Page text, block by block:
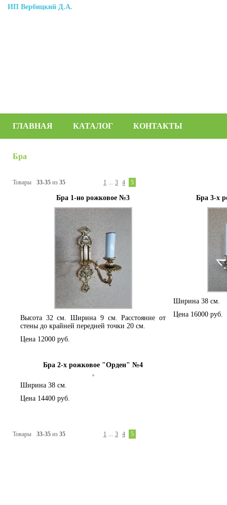
ИП Вербицкий Д.А.
ГЛАВНАЯ КАТАЛОГ КОНТАКТЫ
Бра
Товары 33-35 из 35 1 ... 3 4 5
Бра 1-но рожковое №3
Высота 32 см. Ширина 9 см. Расстояние от
стены до крайней передней точки 20 см.
Цена 12000 руб.
Бра 3-х
Ширина 38 см.
Цена 16000 руб.
Бра 2-х рожковое "Орден" №4
Ширина 38 см.
Цена 14400 руб.
Товары 33-35 из 35 1 ... 3 4 5